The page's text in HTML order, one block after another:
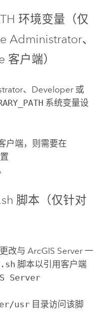
环境变量（仅
Administrator、
户端）
、Developer 或
系统变量设
户端，则需要在
脚本（仅针对
改与 ArcGIS Server一
脚本以引用客户端
Server
usr目录访问该脚